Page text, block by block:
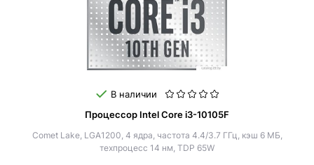
В наличии
Процессор Intel Core i3-10105F
Comet Lake, LGA1200, 4 ядра, частота 4.4/3.7 ГГц, кэш 6 МБ,
техпроцесс 14 нм, TDP 65W